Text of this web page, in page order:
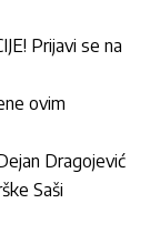
Prijavi se na
ovim
Dragojević
Saši